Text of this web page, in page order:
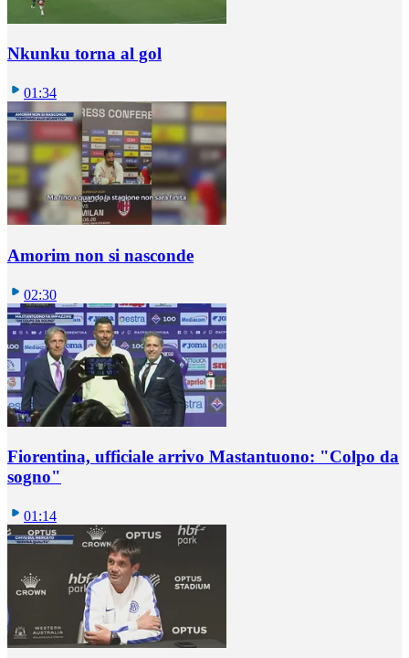
Nkunku torna al gol
01:34
Amorim non si nasconde
02:30
Fiorentina, ufficiale arrivo Mastantuono: "Colpo da
sogno"
01:14